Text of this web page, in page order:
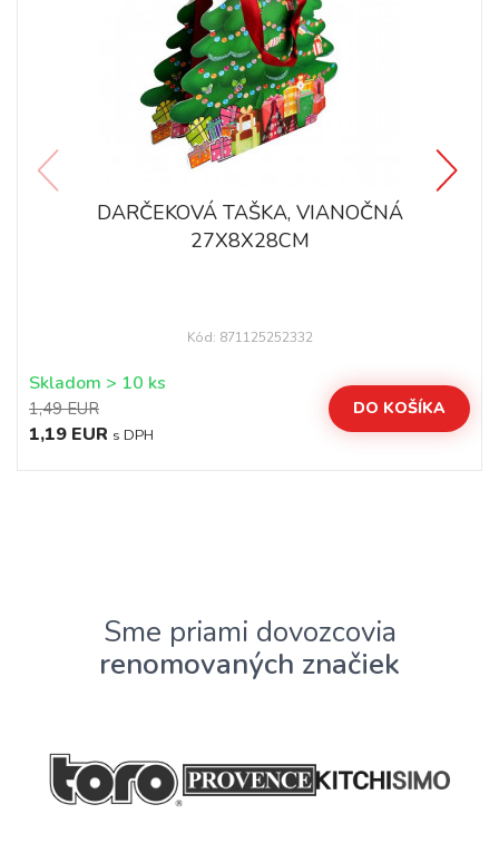
DARČEKOVÁ TAŠKA, VIANOČNÁ
27X8X28CM
Kód: 871125252332
Skladom > 10 ks
1,49 EUR
1,19 EUR s DPH
DO KOŠÍKA
Sme priami dovozcovia
renomovaných značiek